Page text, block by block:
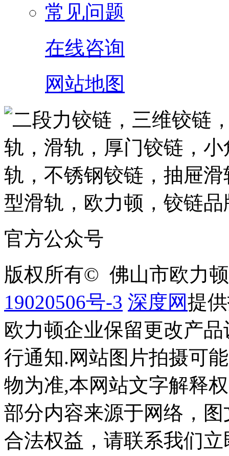
常见问题
在线咨询
网站地图
官方公众号
版权所有© 佛山市欧力
19020506号-3 深度网提
欧力顿企业保留更改产
行通知.网站图片拍摄可
物为准,本网站文字解释
部分内容来源于网络，
合法权益，请联系我们